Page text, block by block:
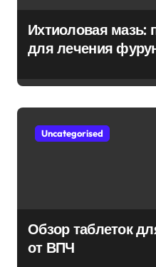
Ихтиоловая мазь:
для лечения
Uncategorised
Обзор таблеток
от ВПЧ